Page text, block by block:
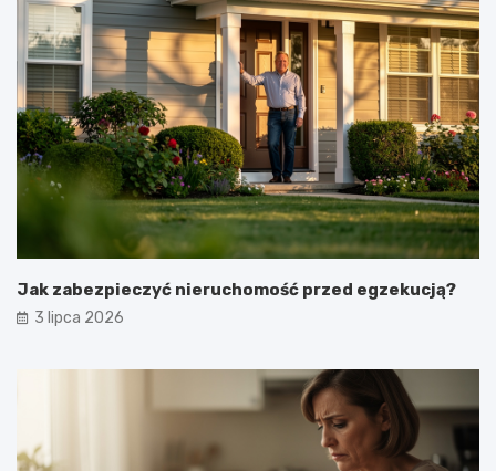
Jak zabezpieczyć nieruchomość przed egzekucją?
3 lipca 2026